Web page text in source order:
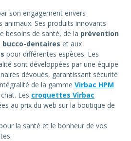
son engagement envers
animaux. Ses produits innovants
besoins de santé, de la prévention
bucco-dentaires et aux
pour différentes espèces. Les
sont développées par une équipe
dévoués, garantissant sécurité
de la gamme Virbac HPM
Les croquettes Virbac
au prix du web sur la boutique de
la santé et le bonheur de vos